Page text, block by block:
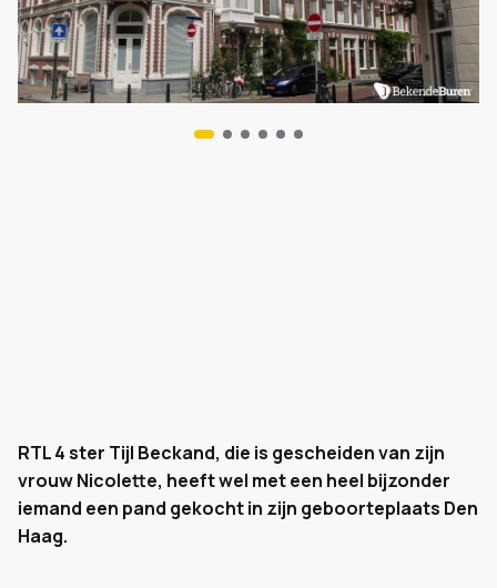
RTL 4 ster Tijl Beckand, die is gescheiden van zijn
vrouw Nicolette, heeft wel met een heel bijzonder
iemand een pand gekocht in zijn geboorteplaats Den
Haag.